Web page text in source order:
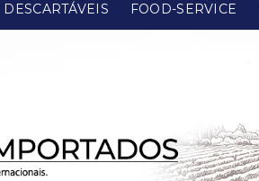
DESCARTÁVEIS FOOD-SERVICE